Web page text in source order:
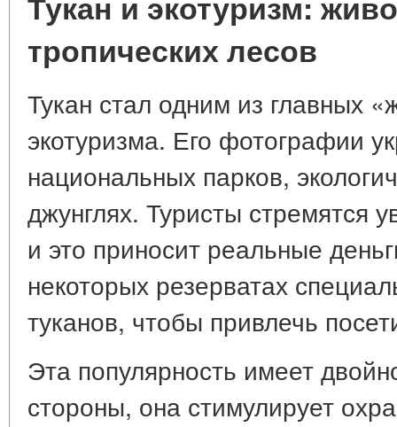
тропических лесов
Тукан стал одним из главных
экотуризма. Его фотографии
национальных парков,
джунглях. Туристы стремятся
и это приносит реальные
некоторых резерватах
туканов, чтобы привлечь
Эта популярность имеет
стороны, она стимулирует